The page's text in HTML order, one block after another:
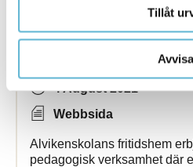
Tillåt
Avvisa
Alvikenskolans
4 August 2021
Webbsida
Alvikenskolans fritidshem
pedagogisk verksamhet där